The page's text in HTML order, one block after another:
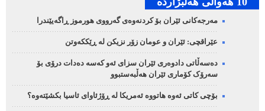
مەرجەکانی ئێران بۆ کردنەوەی گەرووی هورموز ڕاگەیێندرا
عێراقچی: ئێران و عومان زۆر نزیکن لە ڕێککەوتن
دەسەڵاتی دادوەری ئێران سزای ئەو کەسە دەدات درۆی بۆ
سەرۆک کۆماری ئێران هەڵبەستبوو
بۆچی کاتی ئەوە هاتووە ئەمریکا لە ڕۆژئاوای ئاسیا بکشێتەوە؟